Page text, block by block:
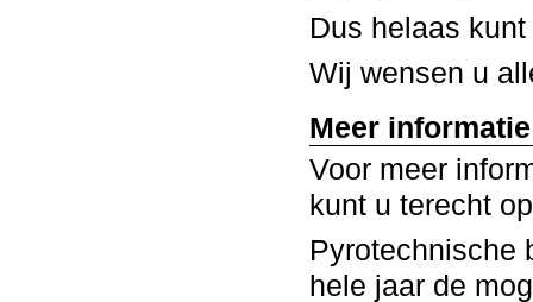
Dus helaas
Wij wensen u
Meer
Voor meer
kunt u terecht
Pyrotechnische
hele jaar de